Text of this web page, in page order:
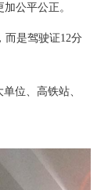
公平公正。
而是驾驶证12分
位、高铁站、